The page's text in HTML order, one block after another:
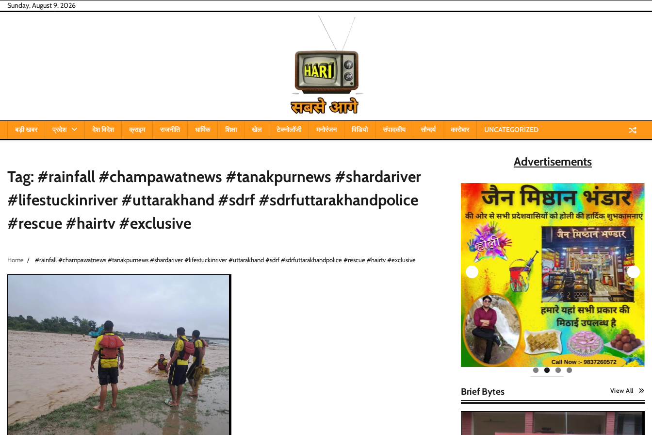
SkipSunday, August 9, 2026
बड़ी खबर प्रदेश देश विदेश क्राइम राजनीति धार्मिक शिक्षा खेल टेक्नोलॉजी मनोरंजन विडियो संपादकीय सौन्दर्य कारोबार UNCATEGORIZED
Tag: #rainfall #champawatnews #tanakpurnews #shardariver
#lifestuckinriver #uttarakhand #sdrf #sdrfuttarakhandpolice
#rescue #hairtv #exclusive
Home #rainfall #champawatnews #tanakpurnews #shardariver #lifestuckinriver #uttarakhand #sdrf #sdrfuttarakhandpolice #rescue #hairtv #exclusive
Advertisements
Brief Bytes View All